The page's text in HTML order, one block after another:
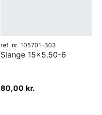
ref. nr. 105701-303
Slange 15x5.50-6
80,00 kr.